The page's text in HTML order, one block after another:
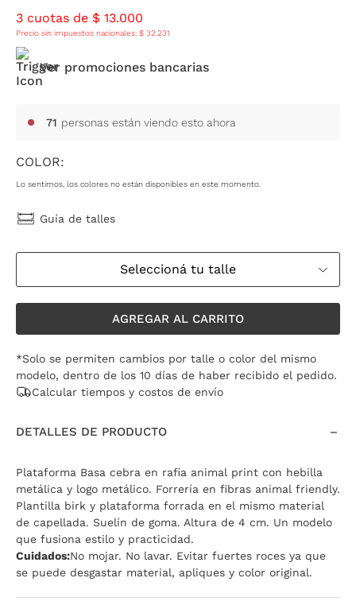
3 cuotas de $ 13.000
Precio sin impuestos nacionales: $ 32 231
Ver promociones bancarias
71 personas están viendo esto ahora
COLOR:
Lo sentimos, los colores no están disponibles en este momento.
Guía de talles
Seleccioná tu talle
AGREGAR AL CARRITO
*Solo se permiten cambios por talle o color del mismo
modelo, dentro de los 10 días de haber recibido el pedido.
Calcular tiempos y costos de envío
DETALLES DE PRODUCTO
Plataforma Basa cebra en rafia animal print con hebilla
metálica y logo metálico. Forrería en fibras animal friendly.
Plantilla birk y plataforma forrada en el mismo material
de capellada. Suelín de goma. Altura de 4 cm. Un modelo
que fusiona estilo y practicidad.
Cuidados:No mojar. No lavar. Evitar fuertes roces ya que
se puede desgastar material, apliques y color original.